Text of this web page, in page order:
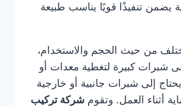
تنفيذًا قويًا يناسب طبيعة
من حيث الحجم والاستخدام،
شبرات كبيرة لتغطية معدات أو
إلى شبرات جانبية أو خارجية
أثناء العمل. وتقوم شركة تركيب